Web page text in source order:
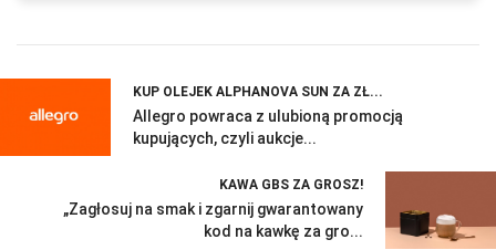
KUP OLEJEK ALPHANOVA SUN ZA ZŁ...
Allegro powraca z ulubioną promocją
kupujących, czyli aukcje...
KAWA GBS ZA GROSZ!
„Zagłosuj na smak i zgarnij gwarantowany
kod na kawkę za gro...